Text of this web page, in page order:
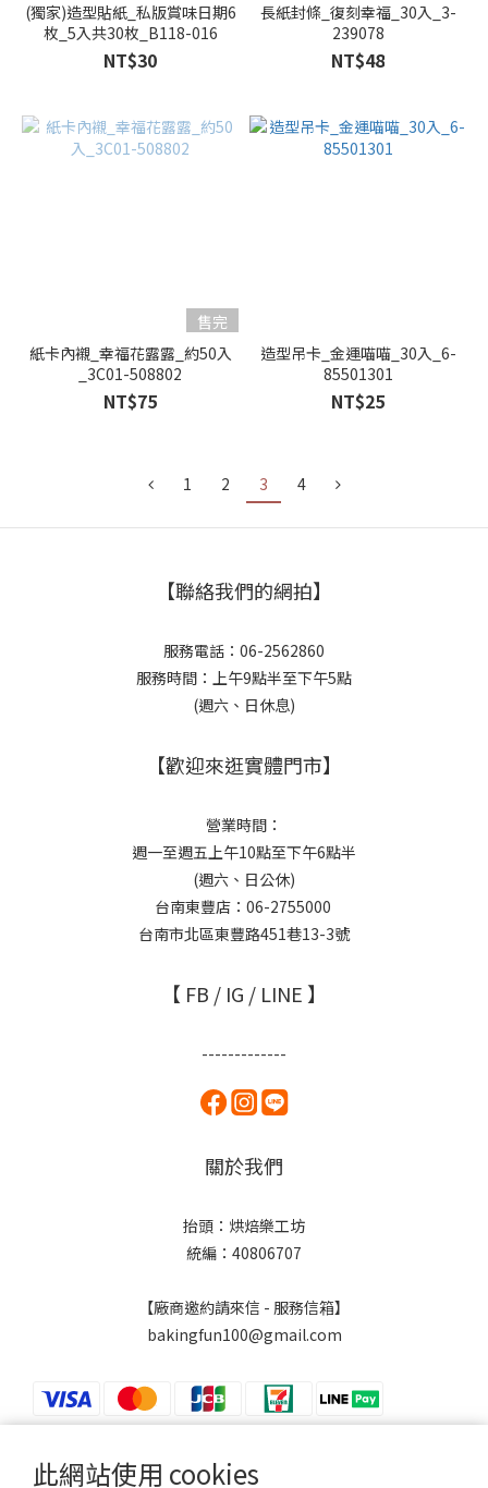
此網站使用 cookies
(獨家)造型貼紙_私版賞味日期6
枚_5入共30枚_B118-016
NT$30
長紙封條_復刻幸福_30入_3-
239078
NT$48
售完
紙卡內襯_幸福花露露_約50入
_3C01-508802
NT$75
造型吊卡_金運喵喵_30入_6-
85501301
NT$25
1 2 3 4
【聯絡我們的網拍】
服務電話：06-2562860
服務時間：上午9點半至下午5點
(週六、日休息)
【歡迎來逛實體門市】
營業時間：
週一至週五上午10點至下午6點半
(週六、日公休)
台南東豐店：06-2755000
台南市北區東豐路451巷13-3號
【 FB / IG / LINE 】
-------------
關於我們
抬頭：烘焙樂工坊
統編：40806707
【廠商邀約請來信 - 服務信箱】
bakingfun100@gmail.com
$TWD 繁體中文